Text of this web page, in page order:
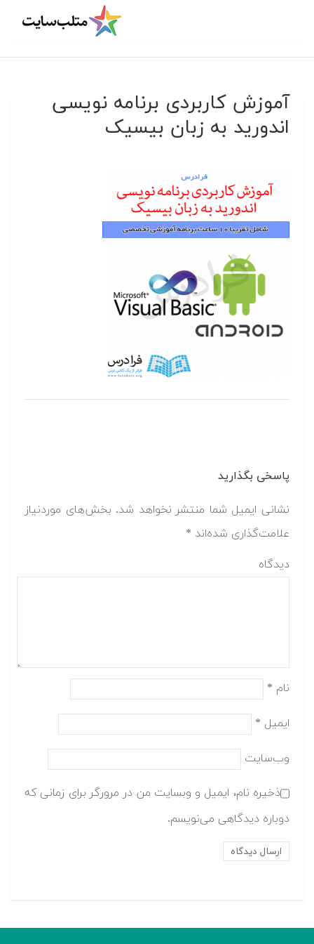
آموزش کاربردی برنامه نویسی
اندورید به زبان بیسیک
پاسخی بگذارید
نشانی ایمیل شما منتشر نخواهد شد. بخش‌های موردنیاز
علامت‌گذاری شده‌اند *
دیدگاه
نام *
ایمیل *
وب‌سایت
ذخیره نام، ایمیل و وبسایت من در مرورگر برای زمانی که
دوباره دیدگاهی می‌نویسم.